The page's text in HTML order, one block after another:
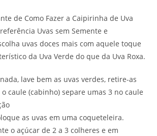
de Como Fazer a Caipirinha de Uva
Uvas sem Semente e
uvas doces mais com aquele toque
da Uva Verde do que da Uva Roxa.
lave bem as uvas verdes, retire-as
caule (cabinho) separe umas 3 no caule
as uvas em uma coqueteleira.
o açúcar de 2 a 3 colheres e em